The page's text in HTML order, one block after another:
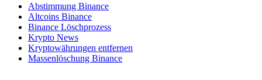
Abstimmung Binance
Altcoins Binance
Binance Löschprozess
Krypto News
Kryptowährungen entfernen
Massenlöschung Binance